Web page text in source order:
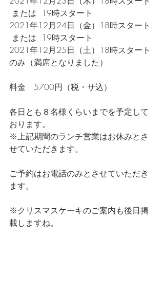
または  19時スタート
2021年12月24日（金）18時スタート
または  19時スタート
2021年12月25日（土）18時スタート
のみ（満席となりました）
料金　5700円（税・サ込）
各日とも８名様くらいまでを予定して
おります。
※上記期間のランチ営業はお休みとさ
せていただきます。
ご予約はお電話のみとさせていただき
ます。
※クリスマスケーキのご案内も後日掲
載しますね。